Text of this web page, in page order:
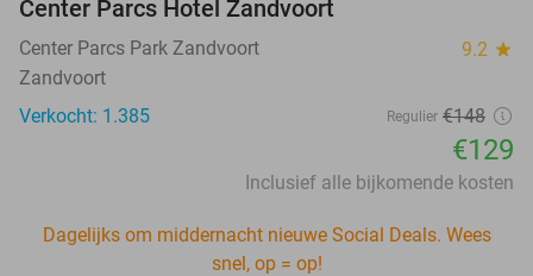
Center Parcs Hotel Zandvoort
Center Parcs Park Zandvoort 9.2 star
Zandvoort
Verkocht: 1.385
Regulier €148
€129
Inclusief alle bijkomende kosten
Dagelijks om middernacht nieuwe Social Deals. Wees
snel, op = op!